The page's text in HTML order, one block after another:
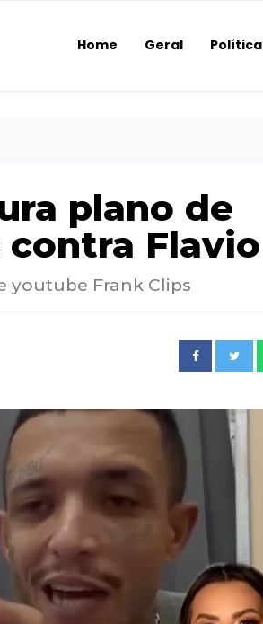
Home Geral Política
plano de
Flavio
youtube Frank Clips